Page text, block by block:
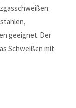
geeignet. Der
Schweißen mit